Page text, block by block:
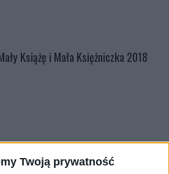
Twoją prywatność
Książę i Mała Księżniczka 2018